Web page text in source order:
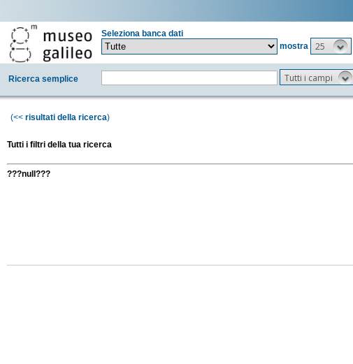
Seleziona banca dati
mostra
25
Ricerca semplice Tutti i campi
(<< risultati della ricerca)
Tutti i filtri della tua ricerca
???null???